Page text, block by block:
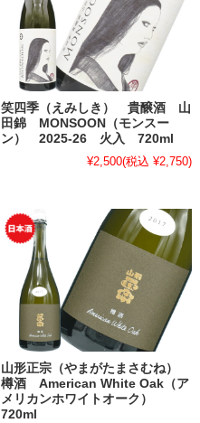
笑四季（えみしき） 貴醸酒 山
田錦 MONSOON（モンスー
ン） 2025-26 火入 720ml
¥2,500(税込 ¥2,750)
山形正宗（やまがたまさむね）
樽酒 American White Oak（ア
メリカンホワイトオーク）
720ml